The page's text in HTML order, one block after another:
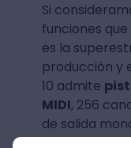
Si
funciones
es la
producción y
10 admite
MIDI, 256
de salida
con 70 GB de